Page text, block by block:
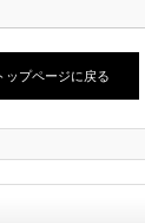
ップページに戻る